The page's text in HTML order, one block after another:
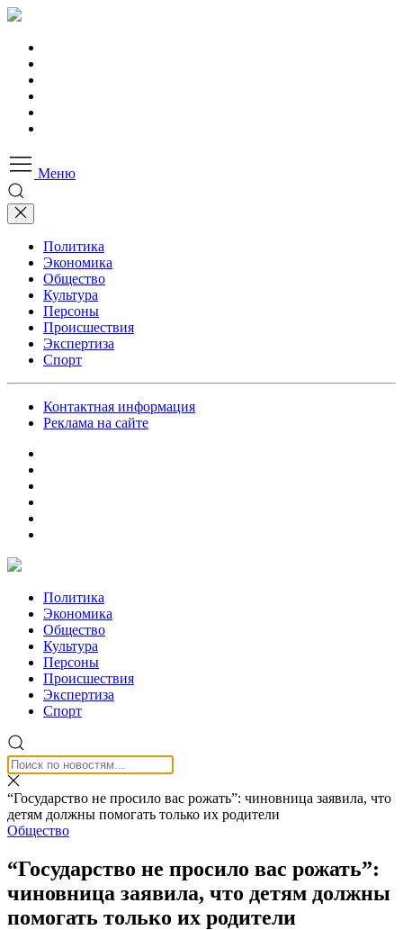
Меню
Политика
Экономика
Общество
Культура
Персоны
Происшествия
Экспертиза
Спорт
Контактная информация
Реклама на сайте
Политика
Экономика
Общество
Культура
Персоны
Происшествия
Экспертиза
Спорт
“Государство не просило вас рожать”: чиновница заявила, что
детям должны помогать только их родители
Общество
“Государство не просило вас рожать”:
чиновница заявила, что детям должны
помогать только их родители